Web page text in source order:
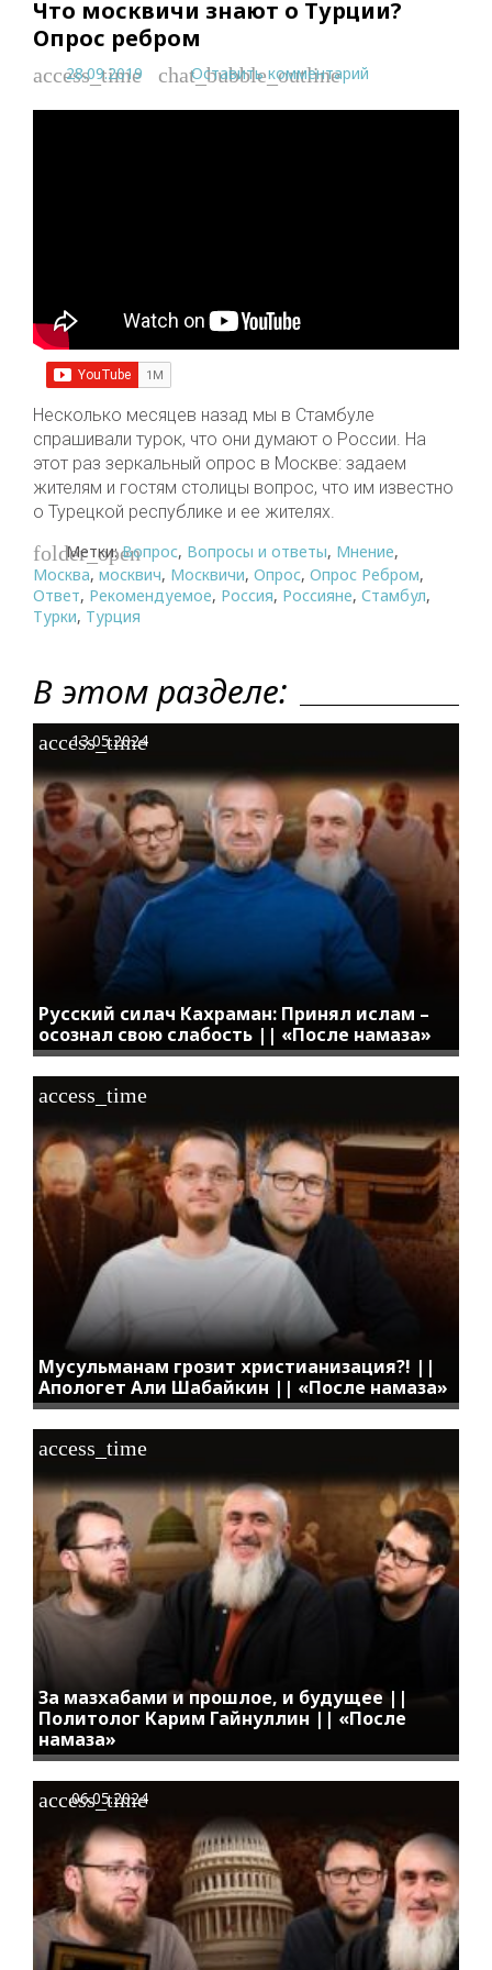
Что москвичи знают о Турции?
Опрос ребром
access_time
28.09.2019 chat_bubble_outline
Оставить комментарий
Несколько месяцев назад мы в Стамбуле
спрашивали турок, что они думают о России. На
этот раз зеркальный опрос в Москве: задаем
жителям и гостям столицы вопрос, что им известно
о Турецкой республике и ее жителях.
folder_open
Метки:Вопрос, Вопросы и ответы, Мнение,
Москва, москвич, Москвичи, Опрос, Опрос Ребром,
Ответ, Рекомендуемое, Россия, Россияне, Стамбул,
Турки, Турция
В этом разделе:
Русский силач Кахраман: Принял ислам –
осознал свою слабость || «После намаза»
access_time
13.05.2024
Мусульманам грозит христианизация?! ||
Апологет Али Шабайкин || «После намаза»
access_time
За мазхабами и прошлое, и будущее ||
Политолог Карим Гайнуллин || «После
намаза»
access_time
access_time
06.05.2024